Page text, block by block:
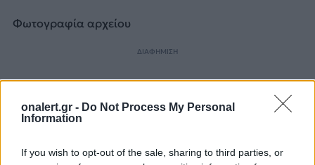
onalert.gr - Do Not Process My Personal
Information
If you wish to opt-out of the sale, sharing to third parties, or
Φωτογραφία αρχείου
ΔΙΑΦΗΜΙΣΗ